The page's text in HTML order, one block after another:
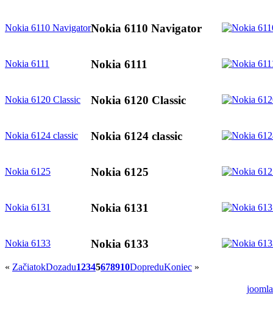
Nokia 6110 NavigatorNokia 6110 Navigator
Nokia 6111 Nokia 6111
Nokia 6120 Classic Nokia 6120 Classic
Nokia 6124 classic Nokia 6124 classic
Nokia 6125 Nokia 6125
Nokia 6131 Nokia 6131
Nokia 6133 Nokia 6133
« ZačiatokDozadu12345678910DopreduKoniec »